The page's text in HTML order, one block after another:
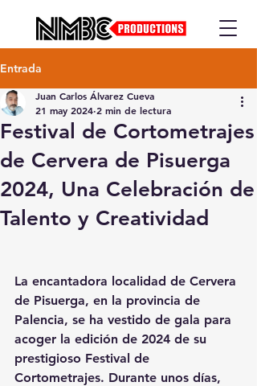
Entrada
Festival de Cortometrajes
de Cervera de Pisuerga
2024, Una Celebración de
Talento y Creatividad
Juan Carlos Álvarez Cueva
21 may 2024 2 min de lectura
La encantadora localidad de Cervera
de Pisuerga, en la provincia de
Palencia, se ha vestido de gala para
acoger la edición de 2024 de su
prestigioso Festival de
Cortometrajes. Durante unos días,